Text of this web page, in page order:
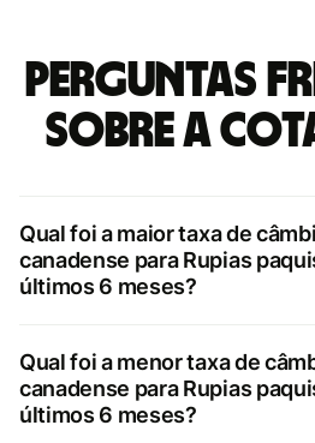
Perguntas
sobre a
Qual foi a maior taxa de
canadense para Rupias
últimos 6 meses?
Qual foi a menor taxa de
canadense para Rupias
últimos 6 meses?